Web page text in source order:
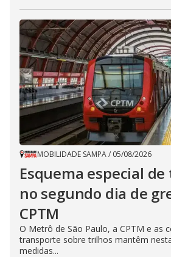
MOBILIDADE SAMPA/ 05/08/2026
Esquema especial
no segundo dia de
CPTM
O Metrô de São Paulo, a CPTM e as
transporte sobre trilhos mantêm
medidas...